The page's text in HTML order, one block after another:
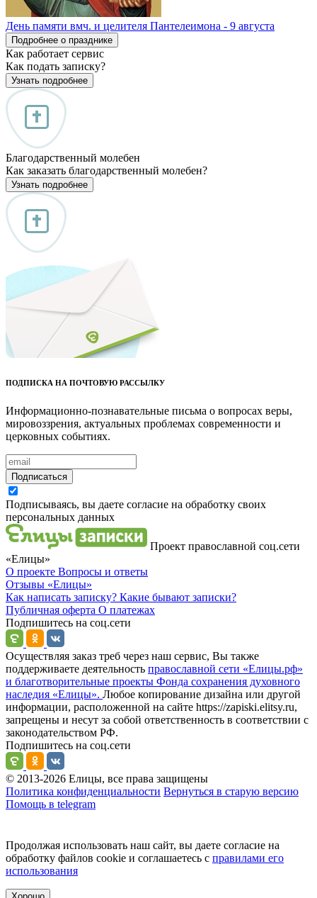
День памяти вмч. и целителя Пантелеимона - 9 августа
Подробнее о празднике
Как работает сервис
Как подать записку?
Узнать подробнее
Благодарственный молебен
Как заказать благодарственный молебен?
Узнать подробнее
ПОДПИСКА НА ПОЧТОВУЮ РАССЫЛКУ
Информационно-познавательные письма о вопросах веры,
мировоззрения, актуальных проблемах современности и
церковных событиях.
Подписаться
Подписываясь, вы даете согласие на обработку своих
персональных данных
Проект православной соц.сети
«Елицы»
О проекте Вопросы и ответы
Отзывы «Елицы»
Как написать записку? Какие бывают записки?
Публичная оферта О платежах
Подпишитесь на соц.сети
Осуществляя заказ треб через наш сервис, Вы также
поддерживаете деятельность православной сети «Елицы.рф»
и благотворительные проекты Фонда сохранения духовного
наследия «Елицы». Любое копирование дизайна или другой
информации, расположенной на сайте https://zapiski.elitsy.ru,
запрещены и несут за собой ответственность в соответствии с
законодательством РФ.
Подпишитесь на соц.сети
© 2013-2026 Елицы, все права защищены
Политика конфиденциальности Вернуться в старую версию
Помощь в telegram
Продолжая использовать наш сайт, вы даете согласие на
обработку файлов cookie и соглашаетесь с правилами его
использования